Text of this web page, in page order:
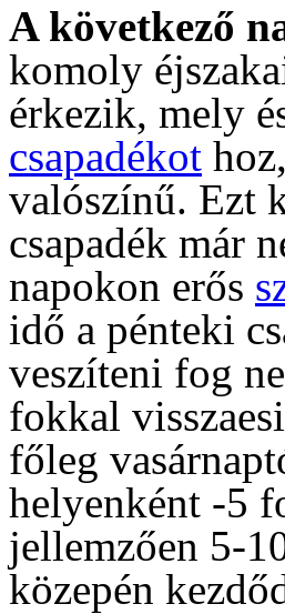
A következő
komoly
érkezik, mely
csapadékot
valószínű. Ezt
csapadék már
napokon erős
idő a pénteki
veszíteni fog
fokkal
főleg
helyenként -5
jellemzően 5-
közepén